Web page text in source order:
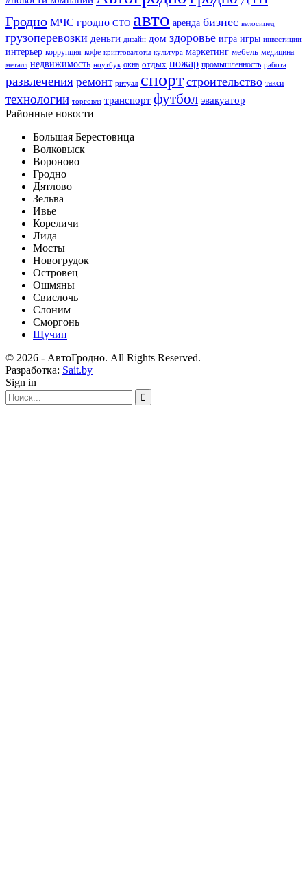
Гродно МЧС гродно СТО авто аренда бизнес велосипед
грузоперевозки деньги дизайн дом здоровье игра игры инвестиции
интерьер коррупция кофе криптовалюты культура маркетинг мебель медицина
металл недвижимость ноутбук окна отдых пожар промышленность работа
развлечения ремонт ритуал спорт строительство такси
технологии торговля транспорт футбол эвакуатор
Районные новости
Большая Берестовица
Волковыск
Вороново
Гродно
Дятлово
Зельва
Ивье
Кореличи
Лида
Мосты
Новогрудок
Островец
Ошмяны
Свислочь
Слоним
Сморгонь
Щучин
© 2026 - АвтоГродно. All Rights Reserved.
Разработка: Sait.by
Sign in